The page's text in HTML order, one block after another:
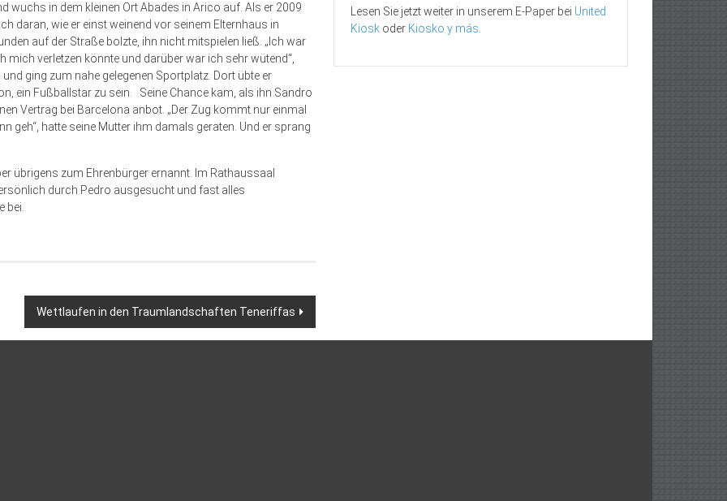
wuchs in dem kleinen Ort Abades in Arico auf. Als er 2009
daran, wie er einst weinend vor seinem Elternhaus in
auf der Straße bolzte, ihn nicht mitspielen ließ. „Ich war
verletzen könnte und darüber war ich sehr wütend“,
ging zum nahe gelegenen Sportplatz. Dort übte er
ein Fußballstar zu sein. Seine Chance kam, als ihn Sandro
Vertrag bei Barcelona anbot. „Der Zug kommt nur einmal
geh“, hatte seine Mutter ihm damals geraten. Und er sprang
übrigens zum Ehrenbürger ernannt. Im Rathaussaal
durch Pedro ausgesucht und fast alles
bei.
Wettlaufen in den Traumlandschaften Teneriffas
Lesen Sie jetzt weiter in unserem E-Paper bei United
Kiosk oder Kiosko y más